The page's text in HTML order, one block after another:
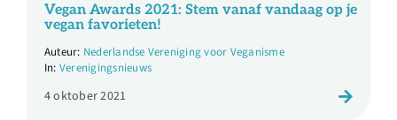
Vegan Awards 2021: Stem vanaf vandaag op je
vegan favorieten!
Nederlandse Vereniging voor Veganisme
Verenigingsnieuws
4 oktober 2021